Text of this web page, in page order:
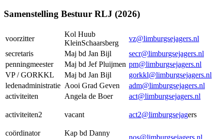
Samenstelling Bestuur RLJ (2026)
voorzitter
Kol Huub
KleinSchaarsberg
vz@limburgsejagers.nl
secretaris
Maj bd Jan Bijl
secr@limburgsejagers.nl
penningmeester
Maj bd Jef Pluijmen pm@limburgsejagers.nl
VP / GORKKL
Maj bd Jan Bijl
gorkkl@limburgsejagers.nl
ledenadministratie Aooi Grad Geven
adm@limburgsejagers.nl
activiteiten
Angela de Boer act@limburgsejagers.nl
activiteiten2 vacant act2@limburgsejagers
coördinator
Kap bd Danny
nos@limburgsejagers.nl